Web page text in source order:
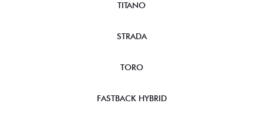
TITANO
STRADA
TORO
FASTBACK HYBRID